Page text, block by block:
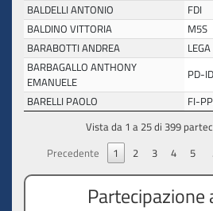
BALDELLI ANTONIO
FDI
BALDINO VITTORIA
M5S
BARABOTTI ANDREA
LEGA
BARBAGALLO ANTHONY
EMANUELE
PD-
BARELLI PAOLO
FI-
Vista da 1 a 25 di 399
Precedente
1 2 3 4 5
Partecipazione